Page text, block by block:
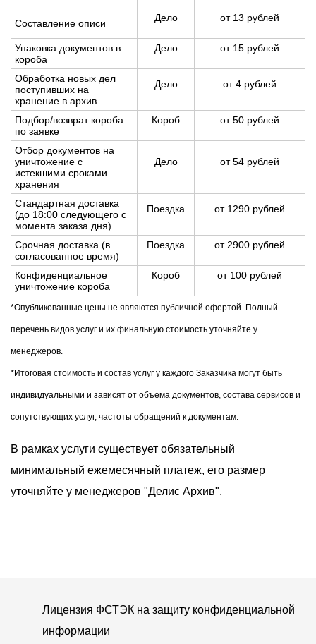
Составление описи Дело от 13 рублей
Упаковка документов в
короба
Дело от 15 рублей
Обработка новых дел
поступивших на
хранение в архив
Дело от 4 рублей
Подбор/возврат короба
по заявке
Короб от 50 рублей
Отбор документов на
уничтожение с
истекшими сроками
хранения
Дело от 54 рублей
Стандартная доставка
(до 18:00 следующего с
момента заказа дня)
Поездка от 1290 рублей
Срочная доставка (в
согласованное время)
Поездка от 2900 рублей
Конфиденциальное
уничтожение короба
Короб от 100 рублей
*Опубликованные цены не являются публичной офертой. Полный
перечень видов услуг и их финальную стоимость уточняйте у
менеджеров.
*Итоговая стоимость и состав услуг у каждого Заказчика могут быть
индивидуальными и зависят от объема документов, состава сервисов и
сопутствующих услуг, частоты обращений к документам.
В рамках услуги существует обязательный
минимальный ежемесячный платеж, его размер
уточняйте у менеджеров "Делис Архив".
Лицензия ФСТЭК на защиту конфиденциальной
информации